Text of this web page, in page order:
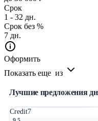
Срок
1 - 32 дн.
Срок без %
7 дн.
Оформить
Показать еще из
Лучшие предложения
Credit7